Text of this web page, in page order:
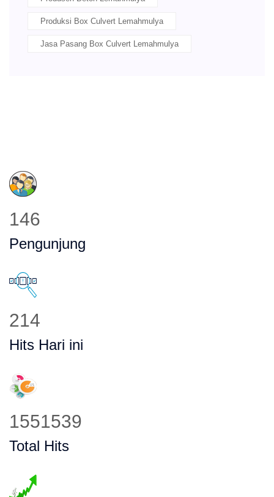
Produksi Box Culvert Lemahmulya
Jasa Pasang Box Culvert Lemahmulya
186
Pengunjung
272
Hits Hari ini
1973089
Total Hits